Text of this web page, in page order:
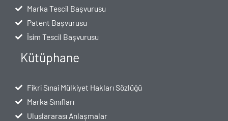
Marka Tescil Başvurusu
Patent Başvurusu
İsim Tescil Başvurusu
Kütüphane
Fikri Sınai Mülkiyet Hakları Sözlüğü
Marka Sınıfları
Uluslararası Anlaşmalar